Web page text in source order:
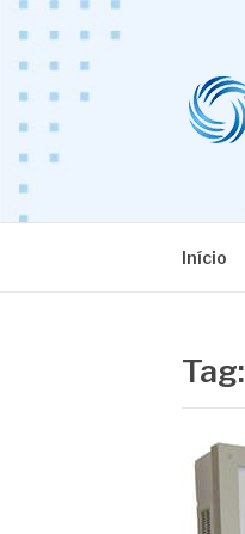
Pular
para
conteúdo
Início
Tag: